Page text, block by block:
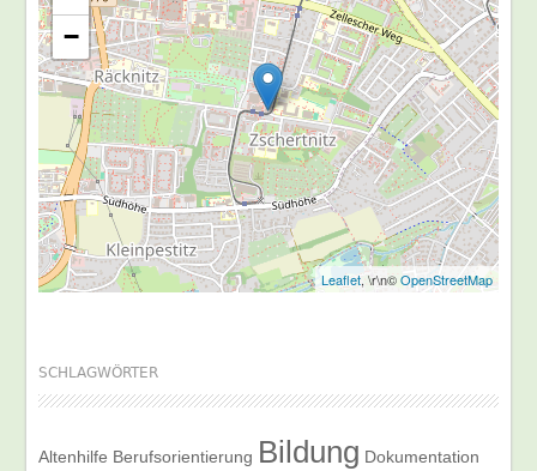
−
Leaflet, \r\n©OpenStreetMap
SCHLAGWÖRTER
Altenhilfe Berufsorientierung Bildung Dokumentation